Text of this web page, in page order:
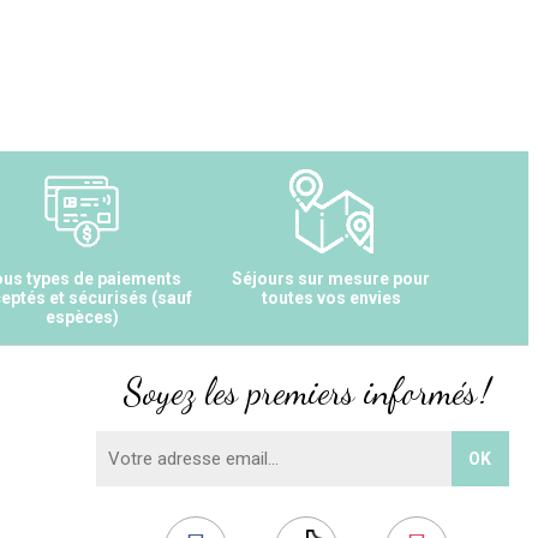
types de paiements
et sécurisés (sauf
espèces)
Séjours sur mesure pour
toutes vos envies
Soyez les premiers informés !